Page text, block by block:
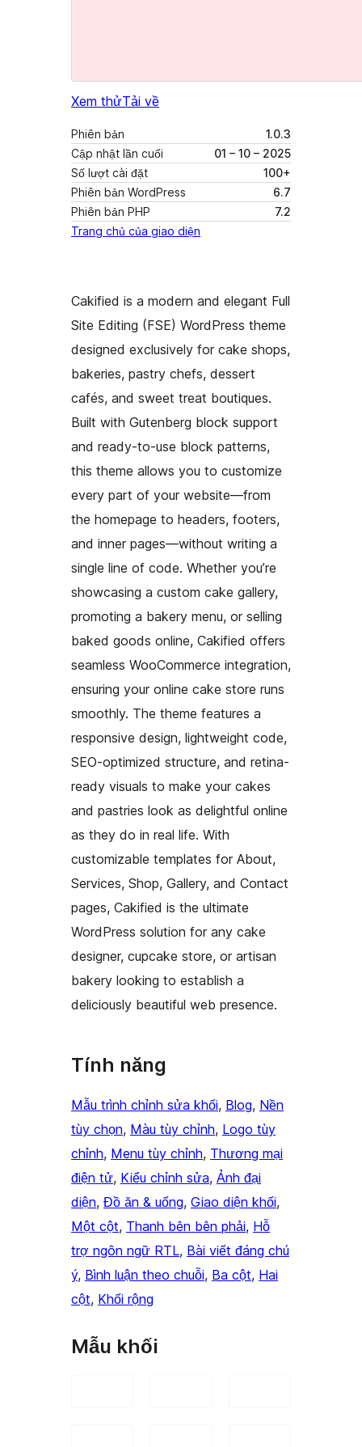
Xem thửTải về
Phiên bản
1.0.3
Cập nhật lần cuối
01 – 10 – 2025
Số lượt cài đặt
100+
Phiên bản WordPress
6.7
Phiên bản PHP
7.2
Trang chủ của giao diện
Cakified is a modern and elegant Full
Site Editing (FSE) WordPress theme
designed exclusively for cake shops,
bakeries, pastry chefs, dessert
cafés, and sweet treat boutiques.
Built with Gutenberg block support
and ready-to-use block patterns,
this theme allows you to customize
every part of your website—from
the homepage to headers, footers,
and inner pages—without writing a
single line of code. Whether you’re
showcasing a custom cake gallery,
promoting a bakery menu, or selling
baked goods online, Cakified offers
seamless WooCommerce integration,
ensuring your online cake store runs
smoothly. The theme features a
responsive design, lightweight code,
SEO-optimized structure, and retina-
ready visuals to make your cakes
and pastries look as delightful online
as they do in real life. With
customizable templates for About,
Services, Shop, Gallery, and Contact
pages, Cakified is the ultimate
WordPress solution for any cake
designer, cupcake store, or artisan
bakery looking to establish a
deliciously beautiful web presence.
Tính năng
Mẫu trình chỉnh sửa khối, Blog, Nền
tùy chọn, Màu tùy chỉnh, Logo tùy
chỉnh, Menu tùy chỉnh, Thương mại
điện tử, Kiểu chỉnh sửa, Ảnh đại
diện, Đồ ăn & uống, Giao diện khối
Một cột, Thanh bên bên phải, Hỗ
trợ ngôn ngữ RTL, Bài viết đáng chú
ý, Bình luận theo chuỗi, Ba cột, Hai
cột, Khối rộng
Mẫu khối